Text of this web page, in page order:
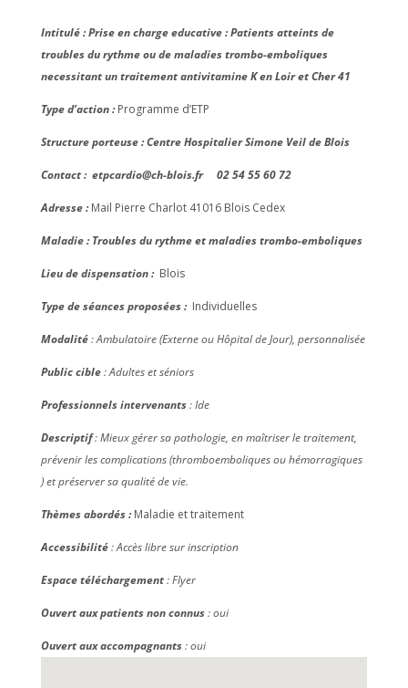
Intitulé : Prise en charge educative : Patients atteints de
troubles du rythme ou de maladies trombo-emboliques
necessitant un traitement antivitamine K en Loir et Cher 41
Type d’action :Programme d’ETP
Structure porteuse : Centre Hospitalier Simone Veil de Blois
Contact : etpcardio@ch-blois.fr 02 54 55 60 72
Adresse :Mail Pierre Charlot 41016 Blois Cedex
Maladie : Troubles du rythme et maladies trombo-emboliques
Lieu de dispensation : Blois
Type de séances proposées : Individuelles
Modalité: Ambulatoire (Externe ou Hôpital de Jour), personnalisée
Public cible: Adultes et séniors
Professionnels intervenants: Ide
Descriptif: Mieux gérer sa pathologie, en maîtriser le traitement,
prévenir les complications (thromboemboliques ou hémorragiques
) et préserver sa qualité de vie.
Thèmes abordés :Maladie et traitement
Accessibilité: Accès libre sur inscription
Espace téléchargement: Flyer
Ouvert aux patients non connus: oui
Ouvert aux accompagnants: oui